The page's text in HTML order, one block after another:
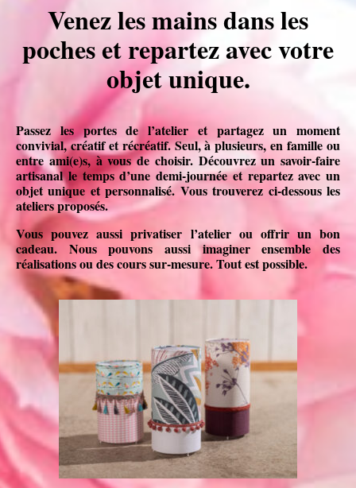
Venez les mains dans les
poches et repartez avec votre
objet unique.
Passez les portes de l’atelier et partagez un moment
convivial, créatif et récréatif. Seul, à plusieurs, en famille ou
entre ami(e)s, à vous de choisir. Découvrez un savoir-faire
artisanal le temps d’une demi-journée et repartez avec un
objet unique et personnalisé. Vous trouverez ci-dessous les
ateliers proposés.
Vous pouvez aussi privatiser l’atelier ou offrir un bon
cadeau. Nous pouvons aussi imaginer ensemble des
réalisations ou des cours sur-mesure. Tout est possible.